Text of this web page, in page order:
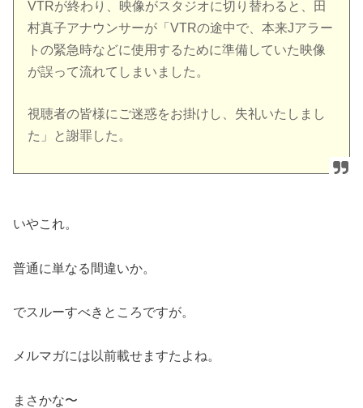
VTRが終わり、映像がスタジオに切り替わると、田
村真子アナウンサーが「VTRの途中で、本来Jアラー
トの緊急時などに使用するために準備していた映像
が誤って流れてしまいました。
視聴者の皆様にご迷惑をお掛けし、失礼いたしまし
た」と謝罪した。
いやこれ。
普通に単なる間違いか。
でスルーすべきところですが。
メルマガには以前載せますたよね。
まさかな〜